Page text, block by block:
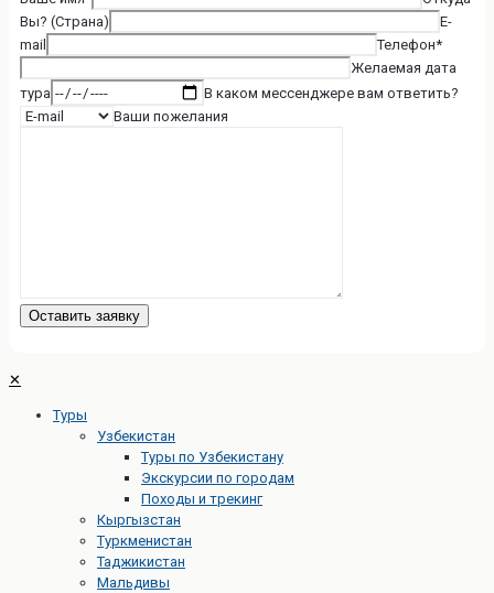
Вы? (Страна)
E-
mail
Телефон*
Желаемая дата
тура
В каком мессенджере вам ответить?
Ваши пожелания
✕
Туры
Узбекистан
Туры по Узбекистану
Экскурсии по городам
Походы и трекинг
Кыргызстан
Туркменистан
Таджикистан
Мальдивы